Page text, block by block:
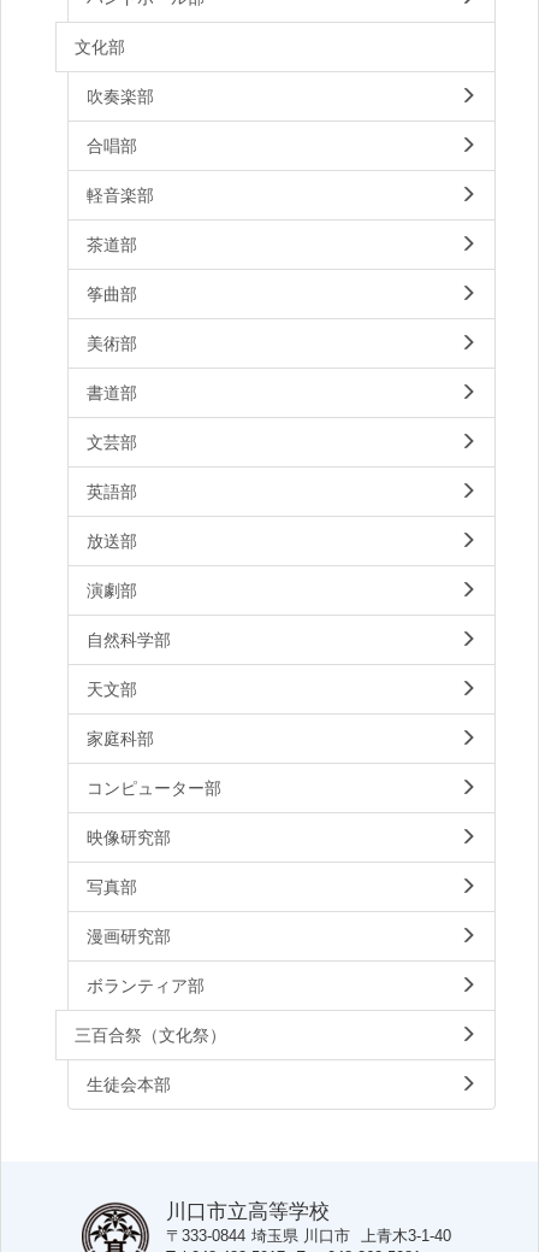
文化部
吹奏楽部
合唱部
軽音楽部
茶道部
筝曲部
美術部
書道部
文芸部
英語部
放送部
演劇部
自然科学部
天文部
家庭科部
コンピューター部
映像研究部
写真部
漫画研究部
ボランティア部
三百合祭（文化祭）
生徒会本部
川口市立高等学校
〒333-0844 埼玉県 川口市 上青木3-1-40